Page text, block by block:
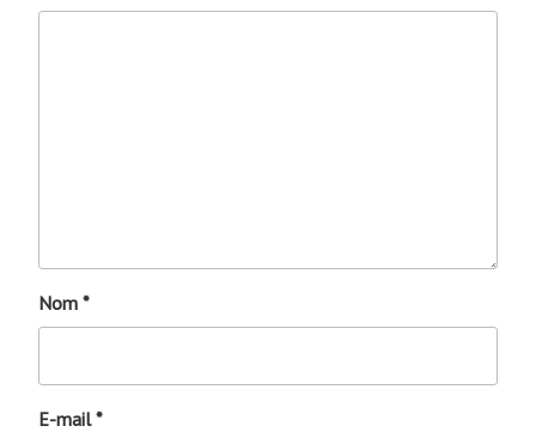
Nom *
E-mail*